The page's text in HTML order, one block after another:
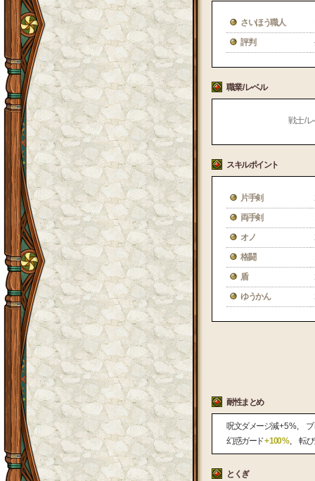
さいほう職人
評判
職業 / レベル
戦士 /
スキルポイント
片手剣
両手剣
オノ
格闘
盾
ゆうかん
耐性まとめ
呪文ダメージ減+ 5 %
幻惑ガード+ 100 % 転
とくぎ